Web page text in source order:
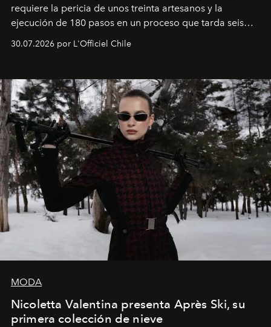
requiere la pericia de unos treinta artesanos y la
ejecución de 180 pasos en un proceso que tarda seis
semanas. Los expertos ponen en práctica una técnica
que se enseña solamente en la escuela de formación de
30.07.2026 por L'Officiel Chile
MODA
Nicoletta Valentina presenta Après Ski, su
primera colección de nieve